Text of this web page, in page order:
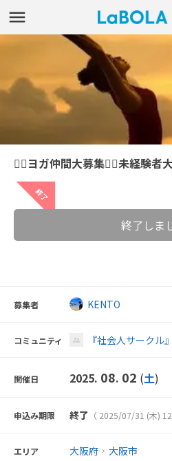
🧘‍♀️ヨガ仲間大募集🧘‍♀️未経験者
終了
終了しま
募集者 KENTO
コミュニティ 『社会人サークル』
開催日 2025. 08. 02 (土)
申込み期限 終了 （ 2025/07/31 (木)
エリア 大阪府 大阪市